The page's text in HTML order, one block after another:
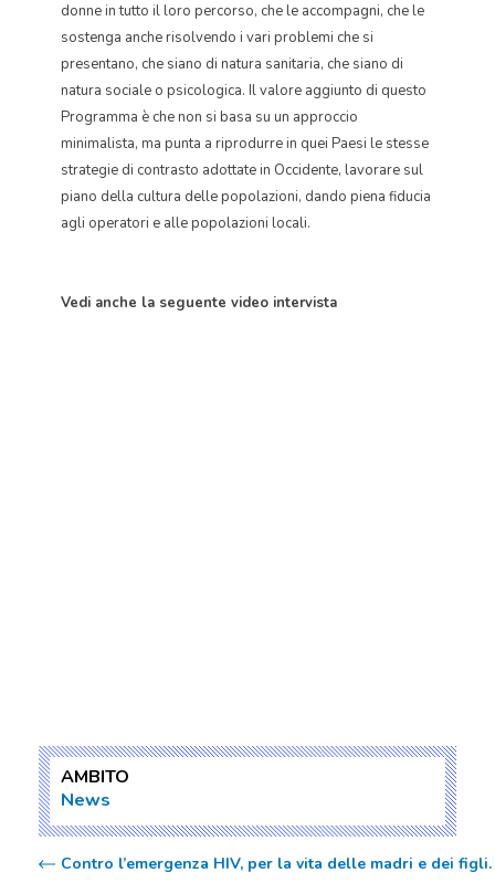
donne in tutto il loro percorso, che le accompagni, che le
sostenga anche risolvendo i vari problemi che si
presentano, che siano di natura sanitaria, che siano di
natura sociale o psicologica. Il valore aggiunto di questo
Programma è che non si basa su un approccio
minimalista, ma punta a riprodurre in quei Paesi le stesse
strategie di contrasto adottate in Occidente, lavorare sul
piano della cultura delle popolazioni, dando piena fiducia
agli operatori e alle popolazioni locali.
Vedi anche la seguente video intervista
AMBITO
News
Contro l’emergenza HIV, per la vita delle madri e dei